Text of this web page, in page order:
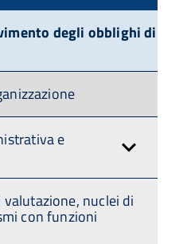
degli obblighi di
e
nuclei di
con funzioni